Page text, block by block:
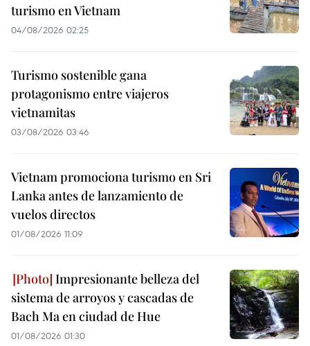
turismo en Vietnam
04/08/2026 02:25
Turismo sostenible gana
protagonismo entre viajeros
vietnamitas
03/08/2026 03:46
Vietnam promociona turismo en Sri
Lanka antes de lanzamiento de
vuelos directos
01/08/2026 11:09
Impresionante belleza del
sistema de arroyos y cascadas de
Bach Ma en ciudad de Hue
01/08/2026 01:30